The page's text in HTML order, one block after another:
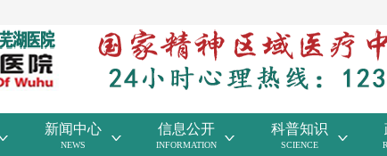
新闻中心
NEWS
信息公开
INFORMATION
科普知识
SCIENCE